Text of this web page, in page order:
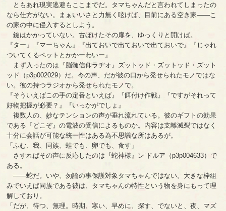
ともあれ現実逃避もここまでだ。タマちゃんだと言われてしまったの
なら仕方がない。まぁいいさと力無く呟けば、目前にある空き家――こ
の家の中に侵入するとしよう。
鍵はかかっていない。古ぼけたその扉を、ゆっくりと開けば。
『ター』『マーちゃん』『出ておいで出ておいで出ておいで』『じゃれ
ついてくるペットとかかーわいー』
まず入ったのは『脳髄信仰ラヂオ』ズットッド・ズットッド・ズット
ッド（p3p002029）だ。今の声、だが彼の口から発せられたモノではな
い。彼の持つラジオから発せられたモノで。
『そういえばこの手の定番といえば』『餌付け作戦』『ですがそれって
好物把握が必要？』『いっかがでしょ』
複数人の、妙なテンションの声が垂れ流れている。彼のギフトの効果
である『どこぞ』の電波の受信によるものか。内容は支離滅裂ではなく
十分に会話が可能な統一性はある為不思議な所はあるが。
「ふむ、我、同族、蛙でも、卵でも、食す」
さすればその声に反応したのは『蛇神様』ン’ドルア（p3p004633）で
ある。
――蛇だ。いや、勿論の事保護対象タマちゃんではない。大きな枠組
みでいえば同族である彼は、タマちゃんの特性という物を身にもって理
解しており。
「だが、待つ、無理。時期、寒い、早めに、探す、でないと、夜、マズ